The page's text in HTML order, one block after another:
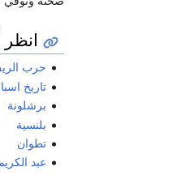
انظر
حرب
تاريخ
برشلونة
بلنسية
تطوان
عبد